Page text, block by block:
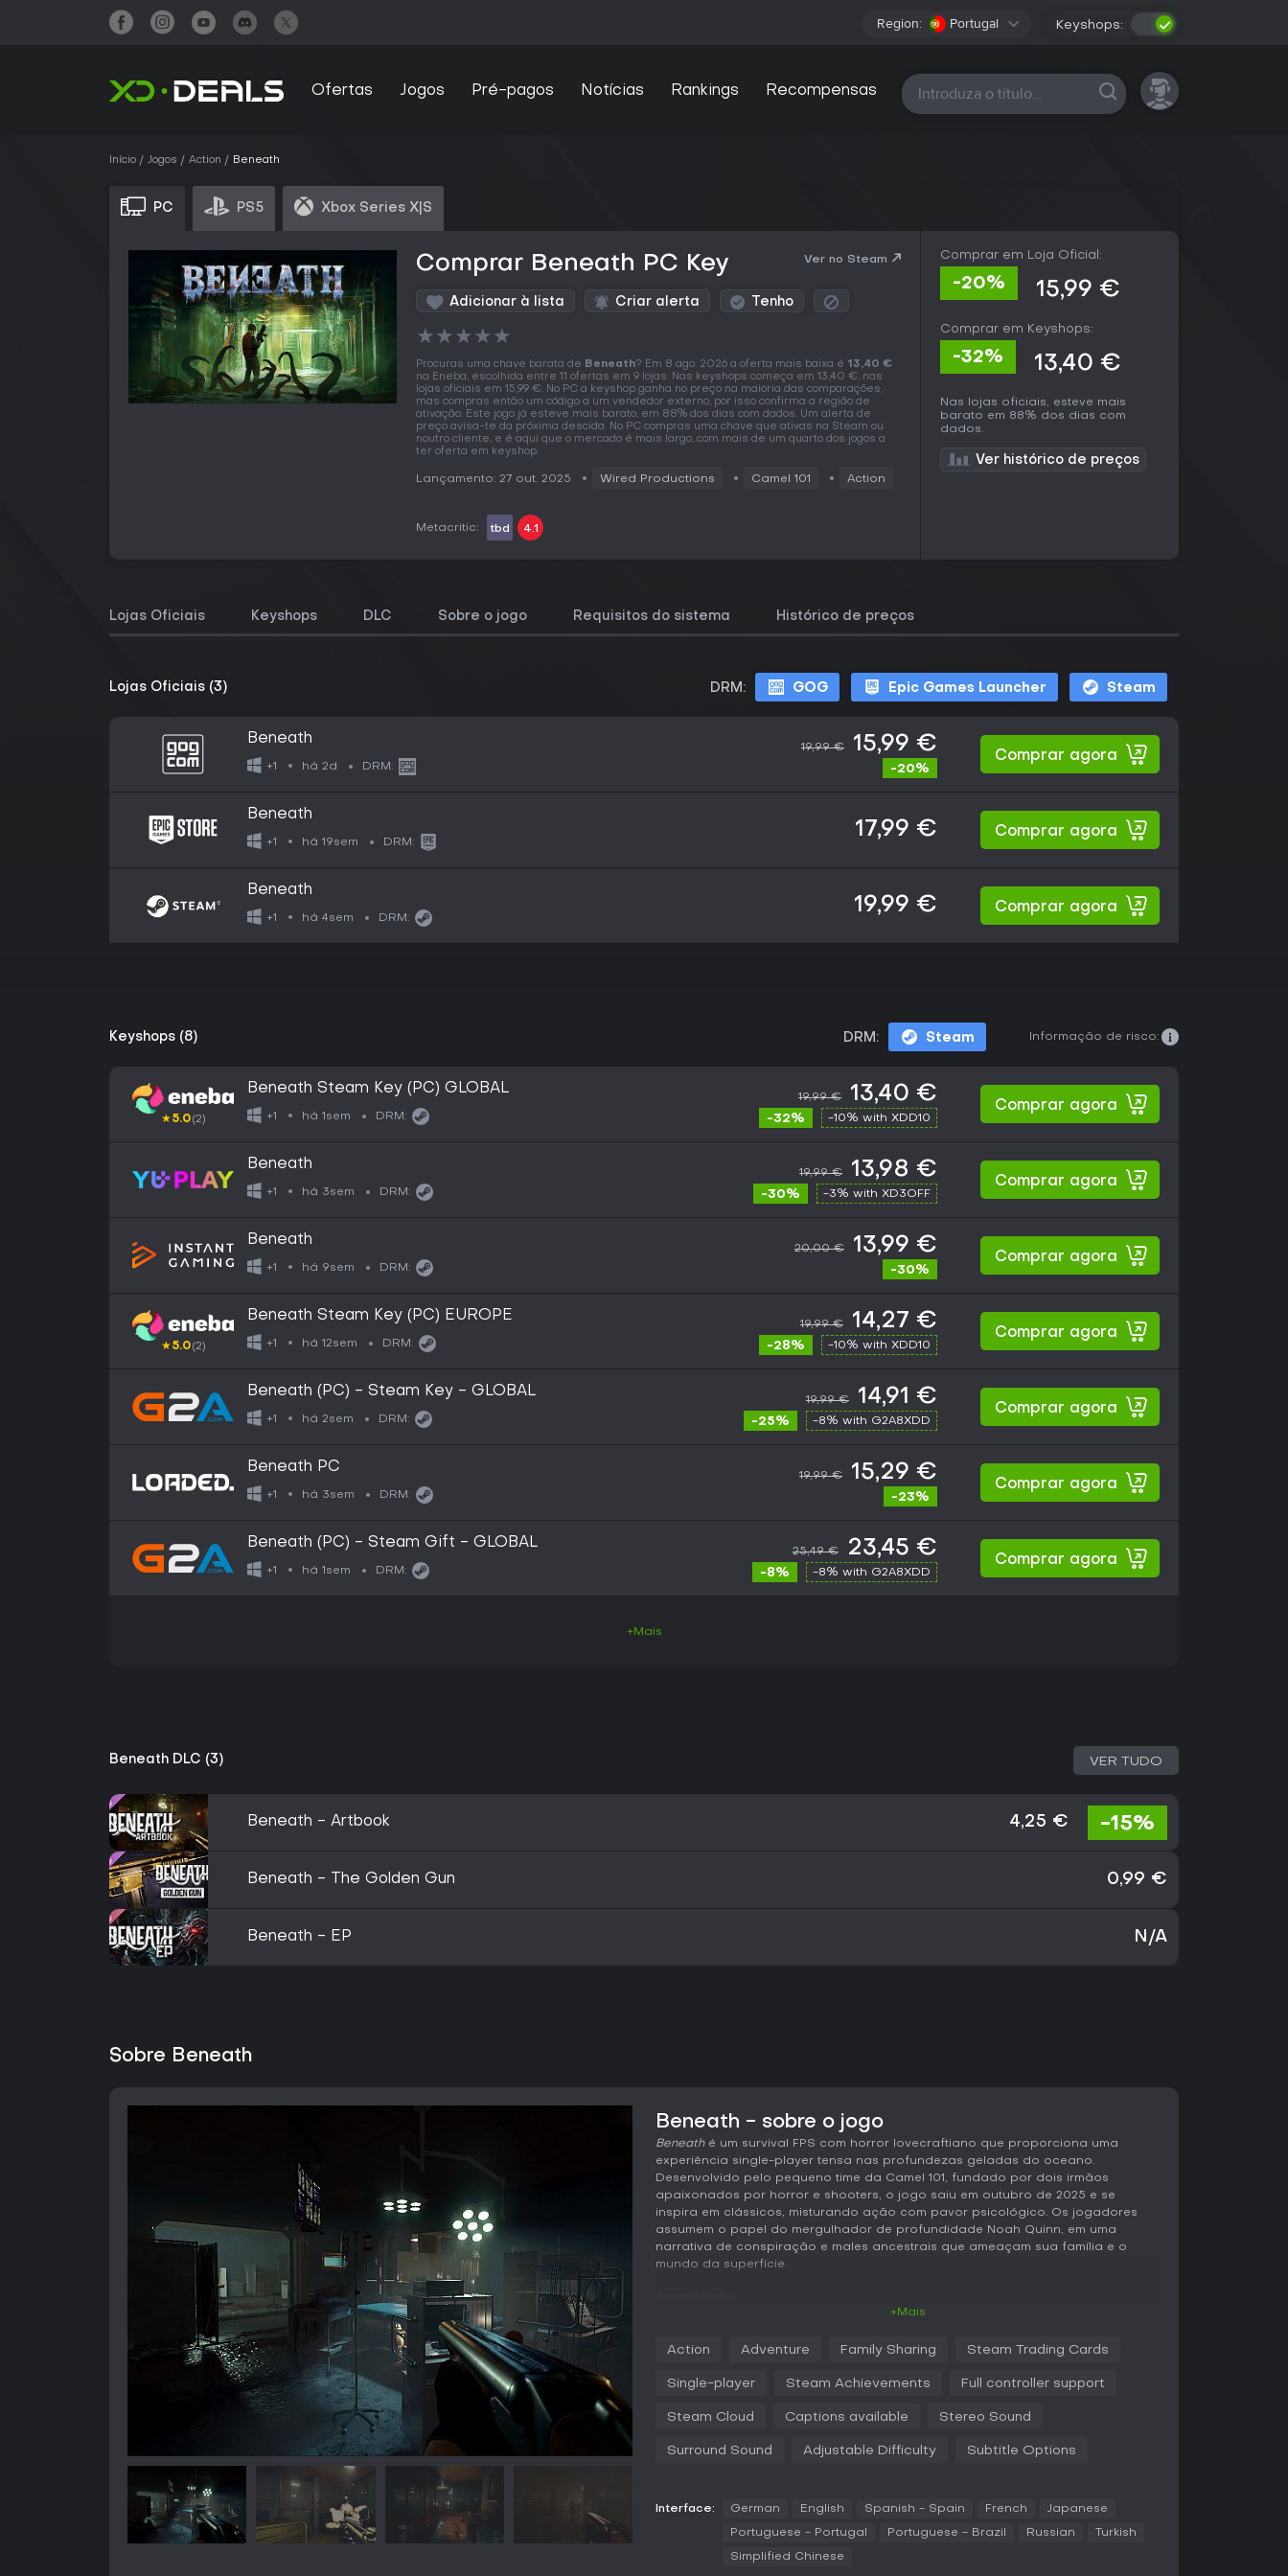
Region: Portugal Keyshops:
Ofertas Jogos Pré-pagos Notícias Rankings Recompensas Todas as plataformas
Início Jogos Action Beneath
PC PS5 Xbox Series X|S
Comprar Beneath PC Key Ver no Steam
Adicionar à lista Criar alerta Tenho
★★★★★
Procuras uma chave barata de Beneath? Em 8 ago. 2026 a oferta mais baixa é 13,40 €
na Eneba, escolhida entre 11 ofertas em 9 lojas. Nas keyshops começa em 13,40 €, nas
lojas oficiais em 15,99 €. No PC a keyshop ganha no preço na maioria das comparações,
mas compras então um código a um vendedor externo, por isso confirma a região de
ativação. Este jogo já esteve mais barato, em 88% dos dias com dados. Um alerta de
preço avisa-te da próxima descida. No PC compras uma chave que ativas na Steam ou
noutro cliente, e é aqui que o mercado é mais largo, com mais de um quarto dos jogos a
ter oferta em keyshop.
Lançamento: 27 out. 2025 Wired Productions Camel 101 Action
Metacritic: tbd 4.1
Comprar em Loja Oficial:
-20% 15,99 €
Comprar em Keyshops:
-32% 13,40 €
Nas lojas oficiais, esteve mais
barato em 88% dos dias com
dados.
Ver histórico de preços
Lojas Oficiais Keyshops DLC Sobre o jogo Requisitos do sistema Histórico de preços
Lojas Oficiais (3) DRM: GOG Epic Games Launcher Steam
Beneath
+1 há 2d DRM:
19,99 € 15,99 €
-20%
Comprar agora
Beneath
+1 há 19sem DRM:
17,99 € Comprar agora
Beneath
+1 há 4sem DRM:
19,99 € Comprar agora
Keyshops (8) DRM: Steam Informação de risco:
★5.0(2)
Beneath Steam Key (PC) GLOBAL
+1 há 1sem DRM:
19,99 € 13,40 €
-32% -10% with XDD10
Comprar agora
Beneath
+1 há 3sem DRM:
19,99 € 13,98 €
-30% -3% with XD3OFF
Comprar agora
Beneath
+1 há 9sem DRM:
20,00 € 13,99 €
-30%
Comprar agora
★5.0(2)
Beneath Steam Key (PC) EUROPE
+1 há 12sem DRM:
19,99 € 14,27 €
-28% -10% with XDD10
Comprar agora
Beneath (PC) - Steam Key - GLOBAL
+1 há 2sem DRM:
19,99 € 14,91 €
-25% -8% with G2A8XDD
Comprar agora
Beneath PC
+1 há 3sem DRM:
19,99 € 15,29 €
-23%
Comprar agora
Beneath (PC) - Steam Gift - GLOBAL
+1 há 1sem DRM:
25,49 € 23,45 €
-8% -8% with G2A8XDD
Comprar agora
+Mais
Beneath DLC (3) VER TUDO
Beneath - Artbook 4,25 € -15%
Beneath - The Golden Gun 0,99 €
Beneath - EP N/A
Sobre Beneath
Beneath - sobre o jogo
Beneathé um survival FPS com horror lovecraftiano que proporciona uma
experiência single-player tensa nas profundezas geladas do oceano.
Desenvolvido pelo pequeno time da Camel 101, fundado por dois irmãos
apaixonados por horror e shooters, o jogo saiu em outubro de 2025 e se
inspira em clássicos, misturando ação com pavor psicológico. Os jogadores
assumem o papel do mergulhador de profundidade Noah Quinn, em uma
narrativa de conspiração e males ancestrais que ameaçam sua família e o
mundo da superfície.
munição é escassa, o que obriga a vasculhar suprimentos e a fazer cada tiro
progresso, escolhendo entre várias armas ideais para confrontos em curta
seu favor, como ativar explosões ou desabamentos para eliminar adversários.
Um destaque é o sistema de sanidade: a exposição prolongada aos horrores
psicologicamente. A exploração se conecta a elementos de puzzle-solving,
enquanto você examina e-mails, PDAs e logs de sobreviventes em estações de
+Mais
Action Adventure Family Sharing Steam Trading Cards
Single-player Steam Achievements Full controller support
Steam Cloud Captions available Stereo Sound
Surround Sound Adjustable Difficulty Subtitle Options
Interface: German English Spanish - Spain French Japanese
Portuguese - Portugal Portuguese - Brazil Russian Turkish
Simplified Chinese